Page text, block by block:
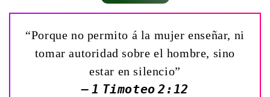
“Porque no permito á la mujer enseñar, ni
tomar autoridad sobre el hombre, sino
estar en silencio”
— 1 Timoteo 2:12